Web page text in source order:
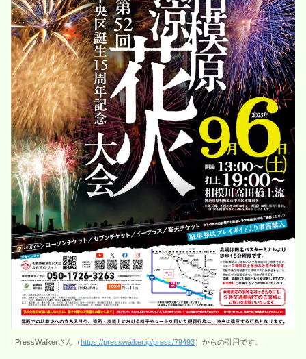
PressWalkerさん（ https://presswalker.jp/press/79493）からの引用です。